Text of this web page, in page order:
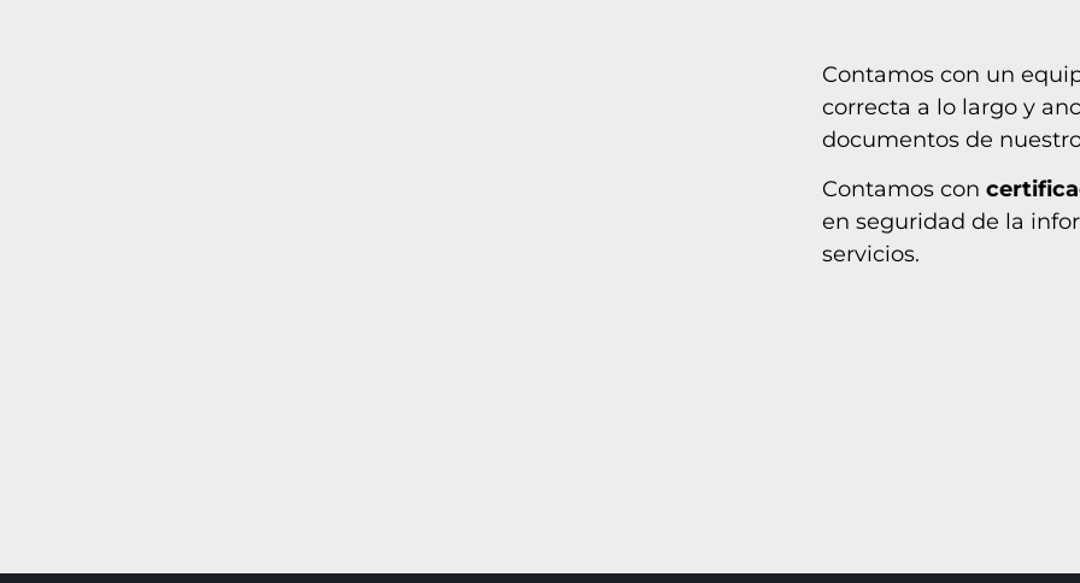
Contamos con un
correcta a lo largo y
documentos de
Contamos con
en seguridad de la
servicios.